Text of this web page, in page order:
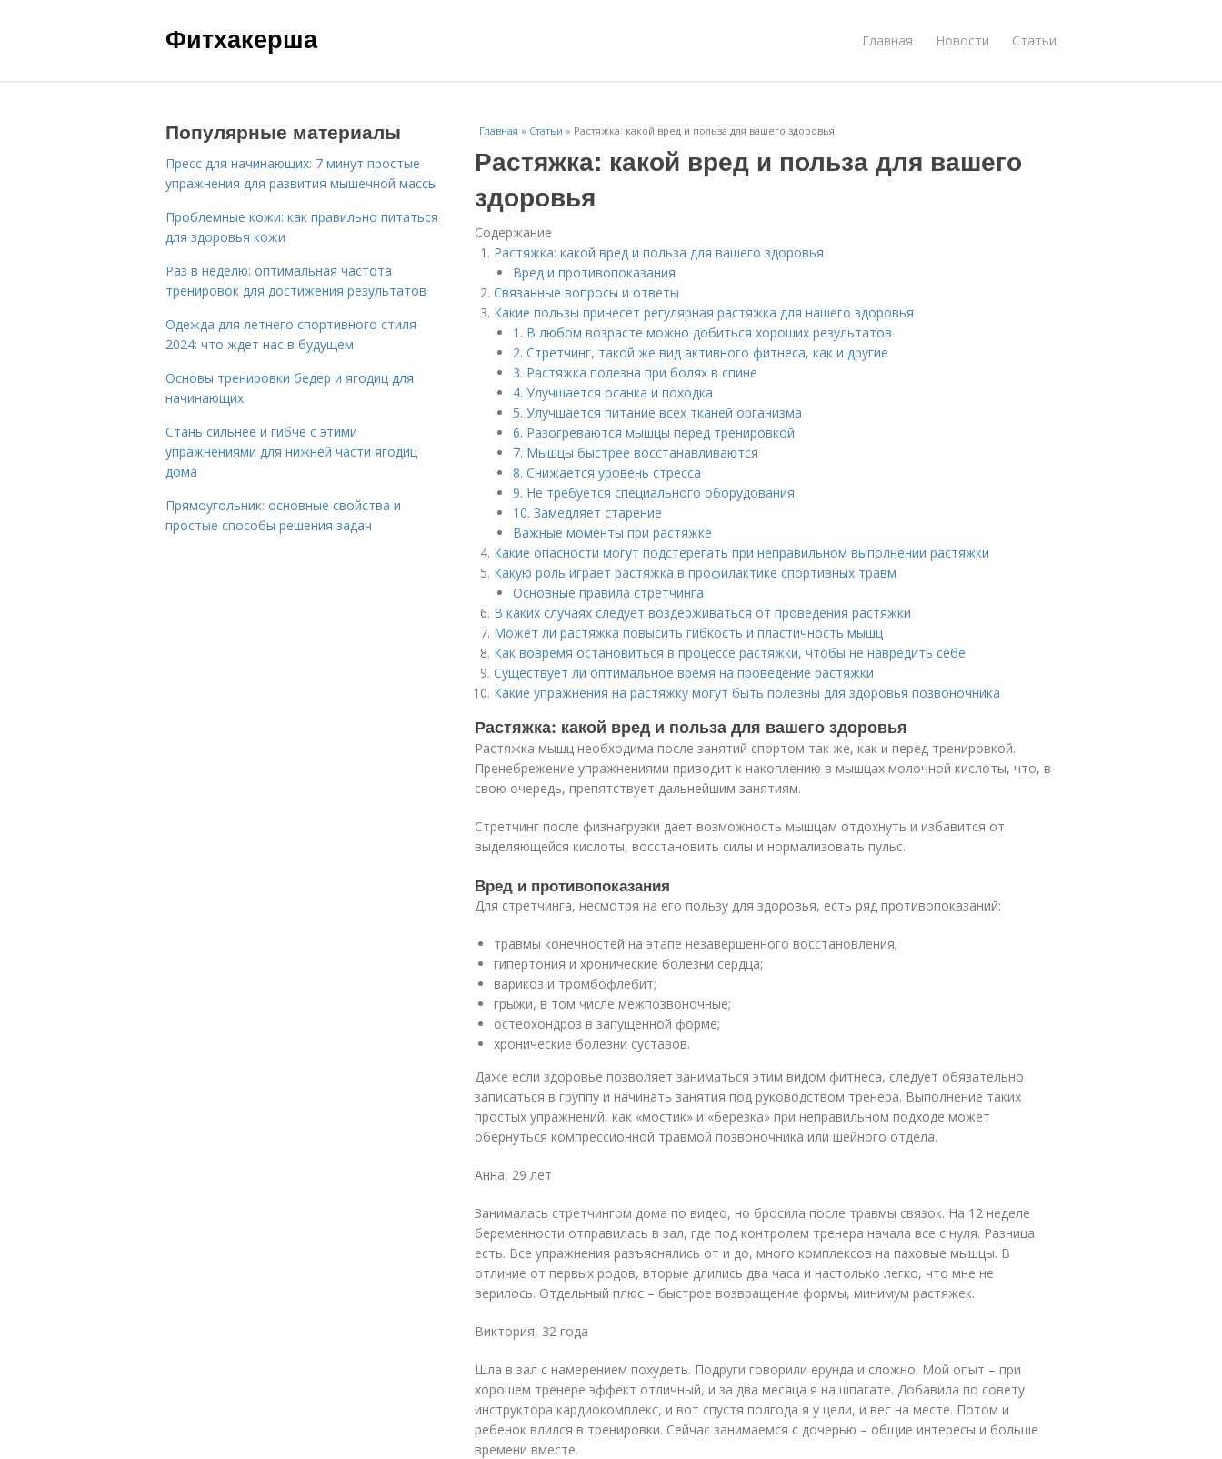
Фитхакерша Главная Новости Статьи
Главная » Статьи » Растяжка: какой вред и польза для вашего здоровья
Растяжка: какой вред и польза для вашего
здоровья
Содержание
Растяжка: какой вред и польза для вашего здоровья
Вред и противопоказания
Связанные вопросы и ответы
Какие пользы принесет регулярная растяжка для нашего здоровья
1. В любом возрасте можно добиться хороших результатов
2. Стретчинг, такой же вид активного фитнеса, как и другие
3. Растяжка полезна при болях в спине
4. Улучшается осанка и походка
5. Улучшается питание всех тканей организма
6. Разогреваются мышцы перед тренировкой
7. Мышцы быстрее восстанавливаются
8. Снижается уровень стресса
9. Не требуется специального оборудования
10. Замедляет старение
Важные моменты при растяжке
Какие опасности могут подстерегать при неправильном выполнении растяжки
Какую роль играет растяжка в профилактике спортивных травм
Основные правила стретчинга
В каких случаях следует воздерживаться от проведения растяжки
Может ли растяжка повысить гибкость и пластичность мышц
Как вовремя остановиться в процессе растяжки, чтобы не навредить себе
Существует ли оптимальное время на проведение растяжки
Какие упражнения на растяжку могут быть полезны для здоровья позвоночника
Растяжка: какой вред и польза для вашего здоровья
Растяжка мышц необходима после занятий спортом так же, как и перед тренировкой.
Пренебрежение упражнениями приводит к накоплению в мышцах молочной кислоты, что, в
свою очередь, препятствует дальнейшим занятиям.
Стретчинг после физнагрузки дает возможность мышцам отдохнуть и избавится от
выделяющейся кислоты, восстановить силы и нормализовать пульс.
Вред и противопоказания
Для стретчинга, несмотря на его пользу для здоровья, есть ряд противопоказаний:
травмы конечностей на этапе незавершенного восстановления;
гипертония и хронические болезни сердца;
варикоз и тромбофлебит;
грыжи, в том числе межпозвоночные;
остеохондроз в запущенной форме;
хронические болезни суставов.
Даже если здоровье позволяет заниматься этим видом фитнеса, следует обязательно
записаться в группу и начинать занятия под руководством тренера. Выполнение таких
простых упражнений, как «мостик» и «березка» при неправильном подходе может
обернуться компрессионной травмой позвоночника или шейного отдела.
Анна, 29 лет
Занималась стретчингом дома по видео, но бросила после травмы связок. На 12 неделе
беременности отправилась в зал, где под контролем тренера начала все с нуля. Разница
есть. Все упражнения разъяснялись от и до, много комплексов на паховые мышцы. В
отличие от первых родов, вторые длились два часа и настолько легко, что мне не
верилось. Отдельный плюс – быстрое возвращение формы, минимум растяжек.
Виктория, 32 года
Шла в зал с намерением похудеть. Подруги говорили ерунда и сложно. Мой опыт – при
хорошем тренере эффект отличный, и за два месяца я на шпагате. Добавила по совету
инструктора кардиокомплекс, и вот спустя полгода я у цели, и вес на месте. Потом и
ребенок влился в тренировки. Сейчас занимаемся с дочерью – общие интересы и больше
времени вместе.
Популярные материалы
Пресс для начинающих: 7 минут простые
упражнения для развития мышечной массы
Проблемные кожи: как правильно питаться
для здоровья кожи
Раз в неделю: оптимальная частота
тренировок для достижения результатов
Одежда для летнего спортивного стиля
2024: что ждет нас в будущем
Основы тренировки бедер и ягодиц для
начинающих
Стань сильнее и гибче с этими
упражнениями для нижней части ягодиц
дома
Прямоугольник: основные свойства и
простые способы решения задач